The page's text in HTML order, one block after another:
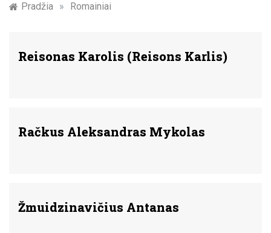
Pradžia » Romainiai
Reisonas Karolis (Reisons Karlis)
Račkus Aleksandras Mykolas
Žmuidzinavičius Antanas